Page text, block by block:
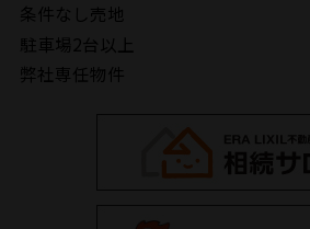
条件なし売地
駐車場2台以上
弊社専任物件